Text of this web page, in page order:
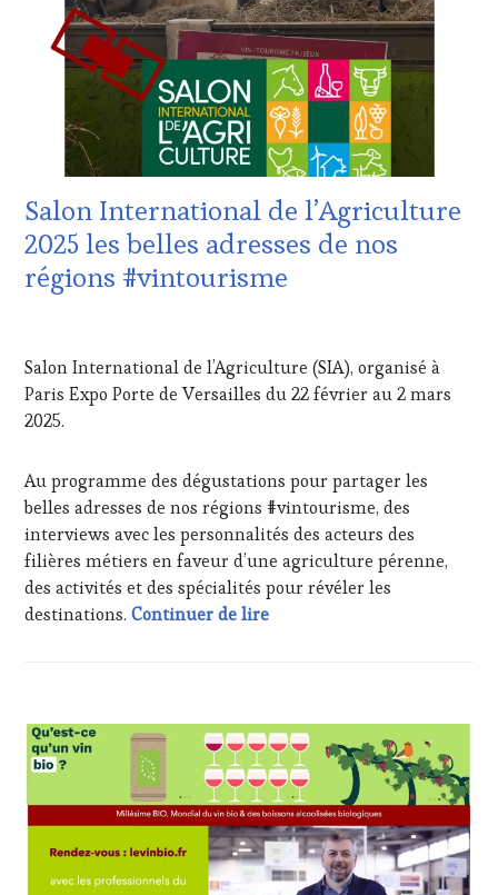
VOUCHER,
CORSICA,
CÔTES-
PROVENCE
DOMAINE
VITICOLE,
ADHÉRENT,
TOURISME
EDITION
LES
CLÉS
DE
LA
HAUTE
GASTRONOMIE
INVITATIONS
&
WINE
TASTING ,
JEU,
MASTERCLASS
TV,
WEB,
OENOTOURISME ,
VIN
PRODUCTEURS
TERROIR,
Salon International de l’Agriculture
2025 les belles adresses de nos
régions #vintourisme
2025
Salon International de l’Agriculture (SIA), organisé à
Paris Expo Porte de Versailles du 22 février au 2 mars
2025.
Au programme des dégustations pour partager les
belles adresses de nos régions #vintourisme, des
interviews avec les personnalités des acteurs des
filières métiers en faveur d’une agriculture pérenne,
des activités et des spécialités pour révéler les
destinations.Continuer de lireSalon International de
CLUB
WINE
TASTING
VOUCHER,
CORSICA,
DE-